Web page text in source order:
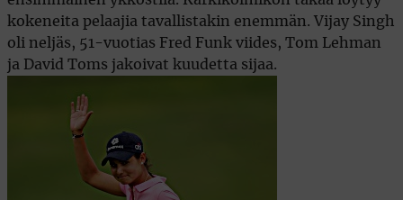
kokeneita pelaajia tavallistakin enemmän. Vijay Singh
oli neljäs, 51-vuotias Fred Funk viides, Tom Lehman
ja David Toms jakoivat kuudetta sijaa.